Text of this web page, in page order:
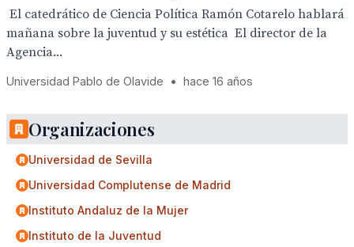
 El catedrático de Ciencia Política Ramón Cotarelo hablará
mañana sobre la juventud y su estética  El director de la
Agencia...
Universidad Pablo de Olavide • hace 16 años
Organizaciones
Universidad de Sevilla
Universidad Complutense de Madrid
Instituto Andaluz de la Mujer
Instituto de la Juventud